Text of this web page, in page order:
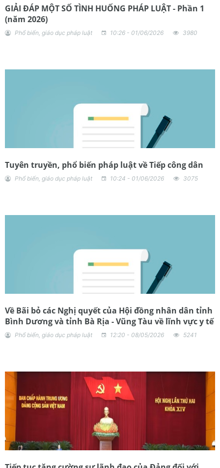
GIẢI ĐÁP MỘT SỐ TÌNH HUỐNG PHÁP LUẬT - Phần 1
(năm 2026)
Phổ biến, giáo dục pháp luật 10:26 - 01/06/2026 3980
Tuyên truyền, phổ biến pháp luật về Tiếp công dân
Phổ biến, giáo dục pháp luật 10:24 - 01/06/2026 3075
Về Bãi bỏ các Nghị quyết của Hội đồng nhân dân tỉnh
Bình Dương và tỉnh Bà Rịa - Vũng Tàu về lĩnh vực y tế
Phổ biến, giáo dục pháp luật 12:20 - 08/05/2026 5241